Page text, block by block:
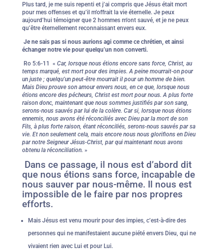
Plus tard, je me suis repenti et j’ai compris que Jésus était mort
pour mes offenses et qu’il m’offrait la vie éternelle. Je peux
aujourd’hui témoigner que 2 hommes m’ont sauvé, et je ne peux
qu’être éternellement reconnaissant envers eux.
Je ne sais pas si nous aurions agi comme ce chrétien, et ainsi
échanger notre vie pour quelqu’un non converti.
Ro 5:6-11 « Car, lorsque nous étions encore sans force, Christ, au
temps marqué, est mort pour des impies. A peine mourrait-on pour
un juste ; quelqu’un peut-être mourrait il pour un homme de bien.
Mais Dieu prouve son amour envers nous, en ce que, lorsque nous
étions encore des pécheurs, Christ est mort pour nous. A plus forte
raison donc, maintenant que nous sommes justifiés par son sang,
serons-nous sauvés par lui de la colère. Car si, lorsque nous étions
ennemis, nous avons été réconciliés avec Dieu par la mort de son
Fils, à plus forte raison, étant réconciliés, serons-nous sauvés par sa
vie. Et non seulement cela, mais encore nous nous glorifions en Dieu
par notre Seigneur Jésus-Christ, par qui maintenant nous avons
obtenu la réconciliation. »
Dans ce passage, il nous est d’abord dit
que nous étions sans force, incapable de
nous sauver par nous-même. Il nous est
impossible de le faire par nos propres
efforts.
Mais Jésus est venu mourir pour des impies, c’est-à-dire des
personnes qui ne manifestaient aucune piété envers Dieu, qui ne
vivaient rien avec Lui et pour Lui.